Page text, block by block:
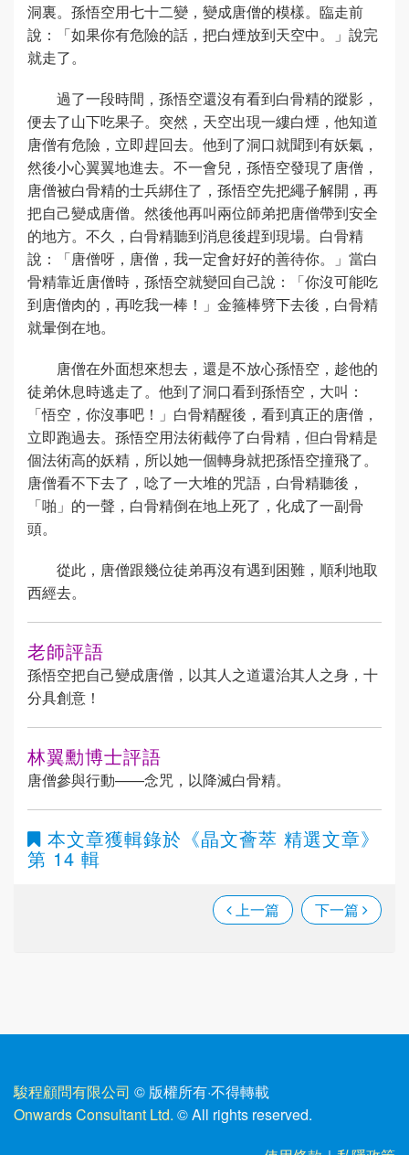
洞裏。孫悟空用七十二變，變成唐僧的模樣。臨走前
說：「如果你有危險的話，把白煙放到天空中。」說完
就走了。
過了一段時間，孫悟空還沒有看到白骨精的蹤影，
便去了山下吃果子。突然，天空出現一縷白煙，他知道
唐僧有危險，立即趕回去。他到了洞口就聞到有妖氣，
然後小心翼翼地進去。不一會兒，孫悟空發現了唐僧，
唐僧被白骨精的士兵綁住了，孫悟空先把繩子解開，再
把自己變成唐僧。然後他再叫兩位師弟把唐僧帶到安全
的地方。不久，白骨精聽到消息後趕到現場。白骨精
說：「唐僧呀，唐僧，我一定會好好的善待你。」當白
骨精靠近唐僧時，孫悟空就變回自己說：「你沒可能吃
到唐僧肉的，再吃我一棒！」金箍棒劈下去後，白骨精
就暈倒在地。
唐僧在外面想來想去，還是不放心孫悟空，趁他的
徒弟休息時逃走了。他到了洞口看到孫悟空，大叫：
「悟空，你沒事吧！」白骨精醒後，看到真正的唐僧，
立即跑過去。孫悟空用法術截停了白骨精，但白骨精是
個法術高的妖精，所以她一個轉身就把孫悟空撞飛了。
唐僧看不下去了，唸了一大堆的咒語，白骨精聽後，
「啪」的一聲，白骨精倒在地上死了，化成了一副骨
頭。
從此，唐僧跟幾位徒弟再沒有遇到困難，順利地取
西經去。
老師評語
孫悟空把自己變成唐僧，以其人之道還治其人之身，十
分具創意！
林翼勳博士評語
唐僧參與行動——念咒，以降滅白骨精。
本文章獲輯錄於 《晶文薈萃 精選文章》
第 14 輯
上一篇 下一篇
駿程顧問有限公司 © 版權所有·不得轉載
Onwards Consultant Ltd. © All rights reserved.